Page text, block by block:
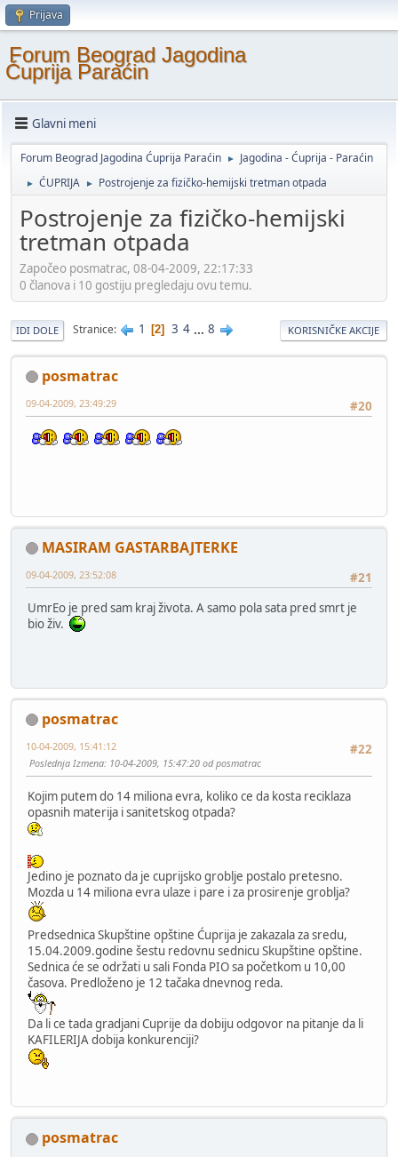
Prijava
Forum Beograd Jagodina
Ćuprija Paraćin
Glavni meni
Forum Beograd Jagodina Ćuprija Paraćin ► Jagodina - Ćuprija - Paraćin
► ĆUPRIJA ► Postrojenje za fizičko-hemijski tretman otpada
Postrojenje za fizičko-hemijski
tretman otpada
Započeo posmatrac, 08-04-2009, 22:17:33
0 članova i 10 gostiju pregledaju ovu temu.
IDI DOLE Stranice 1 2 3 4 ... 8 KORISNIČKE AKCIJE
posmatrac
#20
09-04-2009, 23:49:29
MASIRAM GASTARBAJTERKE
#21
09-04-2009, 23:52:08
UmrEo je pred sam kraj života. A samo pola sata pred smrt je
bio živ.
posmatrac
#22
10-04-2009, 15:41:12
Poslednja Izmena: 10-04-2009, 15:47:20 od posmatrac
Kojim putem do 14 miliona evra, koliko ce da kosta reciklaza
opasnih materija i sanitetskog otpada?
Jedino je poznato da je cuprijsko groblje postalo pretesno.
Mozda u 14 miliona evra ulaze i pare i za prosirenje groblja?
Predsednica Skupštine opštine Ćuprija je zakazala za sredu,
15.04.2009.godine šestu redovnu sednicu Skupštine opštine.
Sednica će se održati u sali Fonda PIO sa početkom u 10,00
časova. Predloženo je 12 tačaka dnevnog reda.
Da li ce tada gradjani Cuprije da dobiju odgovor na pitanje da li
KAFILERIJA dobija konkurenciji?
posmatrac